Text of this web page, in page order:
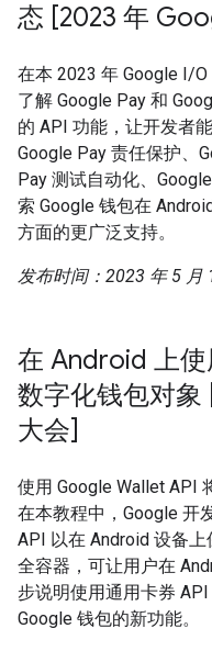
态 [2023 年
在本 2023 年 Google I/
了解 Google Pay 和
的 API 功能，让开发者
Google Pay 责任保护、
Pay 测试自动化、
索 Google 钱包在
方面的更广泛支持。
发布时间：2023 年 5 月
在 Android 上
数字化钱包对
大会]
使用 Google Wallet API
在本教程中，Google 开
API 以在 Android 设备
全容器，可让用户在
步说明使用通用卡券
Google 钱包的新功能。